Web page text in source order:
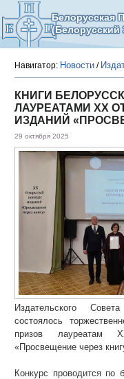
Белорусская
(Белорусский
Навигатор: Новости /
КНИГИ
ЛАУРЕАТАМИ XX
ИЗДАНИЙ
29 октября 2025
Издательского
состоялось
призов лауреатам
«Просвещение через
Конкурс проводится по